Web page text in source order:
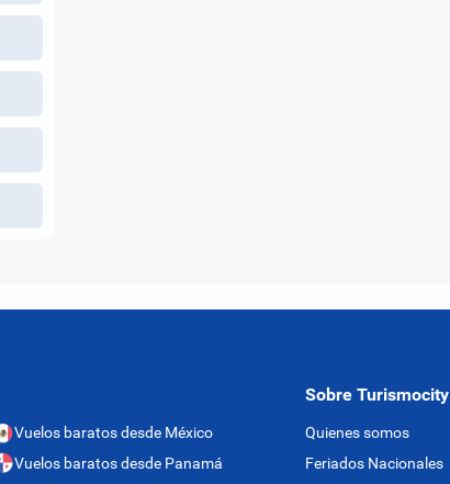
Vuelos baratos desde México
Vuelos baratos desde Panamá
Sobre Turismocity
Quienes somos
Feriados Nacionales